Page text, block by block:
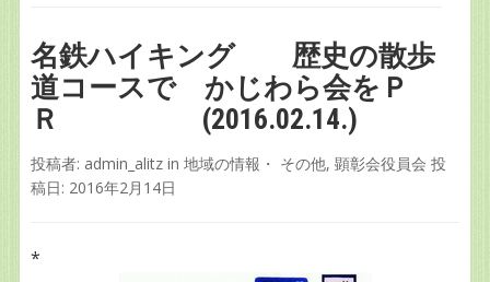
名鉄ハイキング 歴史の散歩
道コースで かじわら会をＰ
Ｒ (2016.02.14.)
投稿者: admin_alitz in 地域の情報・ その他, 顕彰会役員会 投
稿日: 2016年2月14日
*